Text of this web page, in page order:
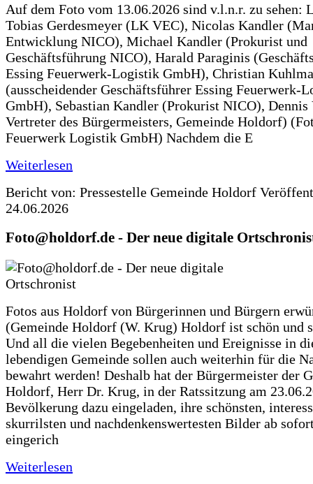
Auf dem Foto vom 13.06.2026 sind v.l.n.r. zu sehen:
Tobias Gerdesmeyer (LK VEC), Nicolas Kandler
Entwicklung NICO), Michael Kandler (Prokurist und
Geschäftsführung NICO), Harald Paraginis
Essing Feuerwerk-Logistik GmbH), Christian
(ausscheidender Geschäftsführer Essing Feuerwerk-
GmbH), Sebastian Kandler (Prokurist NICO),
Vertreter des Bürgermeisters, Gemeinde Holdorf)
Feuerwerk Logistik GmbH) Nachdem die E
Weiterlesen
Bericht von: Pressestelle Gemeinde Holdorf
24.06.2026
Foto@holdorf.de - Der neue digitale
Fotos aus Holdorf von Bürgerinnen und Bürgern
(Gemeinde Holdorf (W. Krug) Holdorf ist schön und
Und all die vielen Begebenheiten und Ereignisse in
lebendigen Gemeinde sollen auch weiterhin für die
bewahrt werden! Deshalb hat der Bürgermeister der
Holdorf, Herr Dr. Krug, in der Ratssitzung am
Bevölkerung dazu eingeladen, ihre schönsten,
skurrilsten und nachdenkenswertesten Bilder ab
eingerich
Weiterlesen